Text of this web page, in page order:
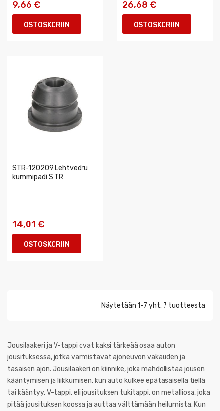
9,66 €
OSTOSKORIIN
26,68 €
OSTOSKORIIN
STR-120209 Lehtvedru
kummipadi S TR
14,01 €
OSTOSKORIIN
Näytetään 1-7 yht. 7 tuotteesta
Jousilaakeri ja V-tappi ovat kaksi tärkeää osaa auton
jousituksessa, jotka varmistavat ajoneuvon vakauden ja
tasaisen ajon. Jousilaakeri on kiinnike, joka mahdollistaa jousen
kääntymisen ja liikkumisen, kun auto kulkee epätasaisella tiellä
tai kääntyy. V-tappi, eli jousituksen tukitappi, on metalliosa, joka
pitää jousituksen koossa ja auttaa välttämään heilumista. Kun